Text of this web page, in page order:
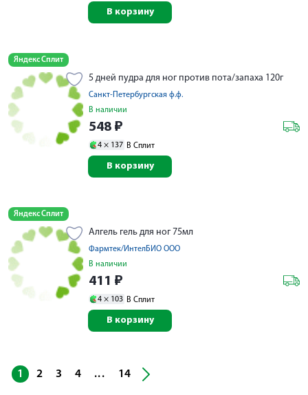
В корзину
Яндекс Сплит
5 дней пудра для ног против пота/запаха 120г
Санкт-Петербургская ф.ф.
В наличии
548 ₽
4 × 137 В Сплит
В корзину
Яндекс Сплит
Алгель гель для ног 75мл
Фармтек/ИнтелБИО ООО
В наличии
411 ₽
4 × 103 В Сплит
В корзину
1 2 3 4 ... 14